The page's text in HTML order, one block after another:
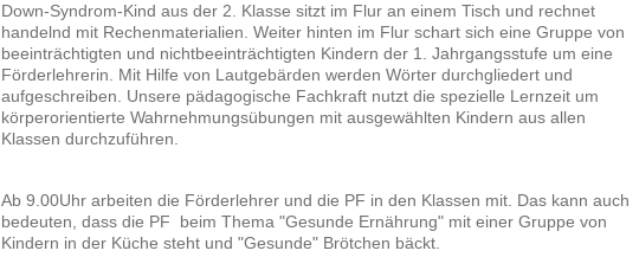
Down-Syndrom-Kind aus der 2. Klasse sitzt im Flur an einem Tisch und rechnet
handelnd mit Rechenmaterialien. Weiter hinten im Flur schart sich eine Gruppe von
beeinträchtigten und nichtbeeinträchtigten Kindern der 1. Jahrgangsstufe um eine
Förderlehrerin. Mit Hilfe von Lautgebärden werden Wörter durchgliedert und
aufgeschreiben. Unsere pädagogische Fachkraft nutzt die spezielle Lernzeit um
körperorientierte Wahrnehmungsübungen mit ausgewählten Kindern aus allen
Klassen durchzuführen.
Ab 9.00Uhr arbeiten die Förderlehrer und die PF in den Klassen mit. Das kann auch
bedeuten, dass die PF beim Thema "Gesunde Ernährung" mit einer Gruppe von
Kindern in der Küche steht und "Gesunde" Brötchen bäckt.